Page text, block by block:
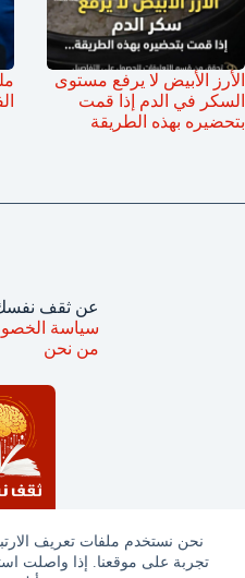
نحن نستخدم ملفات تعريف
تجربة على موقعنا. إذا واصلت
الأرز الأبيض لا يرفع مستوى
السكر في الدم إذا قمت
بتحضيره بهذه الطريقة
عن ثقف
سياسة
من نحن